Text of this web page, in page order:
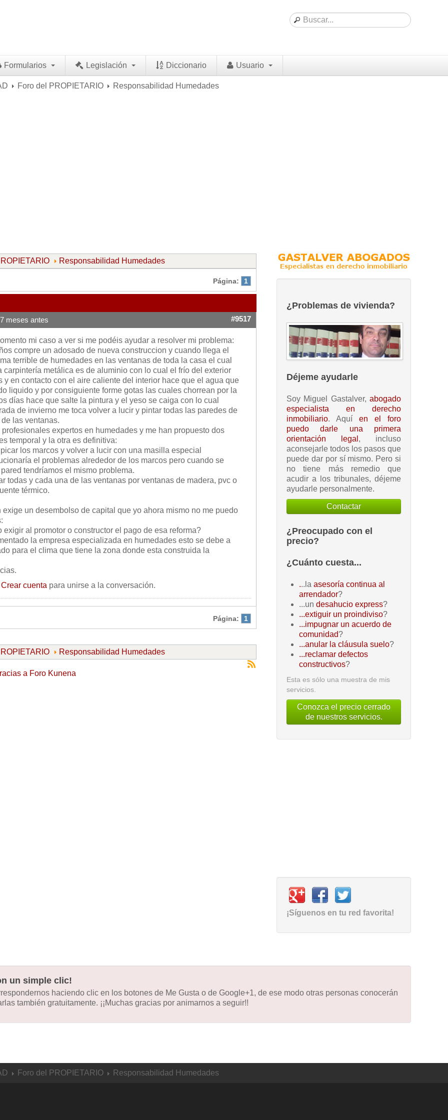
Formularios Legislación Diccionario Usuario
Foro del PROPIETARIO Responsabilidad Humedades
Responsabilidad Humedades
Página: 1
meses antes #9517
mi caso a ver si me podéis ayudar a resolver mi problema:
compre un adosado de nueva construccion y cuando llega el
terrible de humedades en las ventanas de toda la casa el cual
carpintería metálica es de aluminio con lo cual el frío del exterior
y en contacto con el aire caliente del interior hace que el agua que
liquido y por consiguiente forme gotas las cuales chorrean por la
días hace que salte la pintura y el yeso se caiga con lo cual
de invierno me toca volver a lucir y pintar todas las paredes de
las ventanas.
expertos en humedades y me han propuesto dos
temporal y la otra es definitiva:
los marcos y volver a lucir con una masilla especial
el problemas alrededor de los marcos pero cuando se
tendríamos el mismo problema.
todas y cada una de las ventanas por ventanas de madera, pvc o
térmico.
un desembolso de capital que yo ahora mismo no me puedo
al promotor o constructor el pago de esa reforma?
la empresa especializada en humedades esto se debe a
para el clima que tiene la zona donde esta construida la
Crear cuenta para unirse a la conversación.
Página: 1
Responsabilidad Humedades
a Foro Kunena
¿Problemas de vivienda?
Déjeme ayudarle
Soy Miguel Gastalver, abogado
especialista en derecho
inmobiliario. Aquí en el foro
puedo darle una primera
orientación legal , incluso
aconsejarle todos los pasos que
puede dar por sí mismo. Pero si
no tiene más remedio que
acudir a los tribunales, déjeme
ayudarle personalmente.
Contactar
¿Preocupado con el
precio?
¿Cuánto cuesta...
...la asesoría continua al
arrendador?
...un desahucio express?
...extiguir un proindiviso?
...impugnar un acuerdo de
comunidad?
...anular la cláusula suelo?
...reclamar defectos
constructivos?
Esta es sólo una muestra de mis
servicios.
Conozca el precio cerrado
de nuestros servicios.
¡Síguenos en tu red favorita!
un simple clic!
haciendo clic en los botones de Me Gusta o de Google+1, de ese modo otras personas conocerán
también gratuitamente. ¡¡Muchas gracias por animarnos a seguir!!
Foro del PROPIETARIO Responsabilidad Humedades